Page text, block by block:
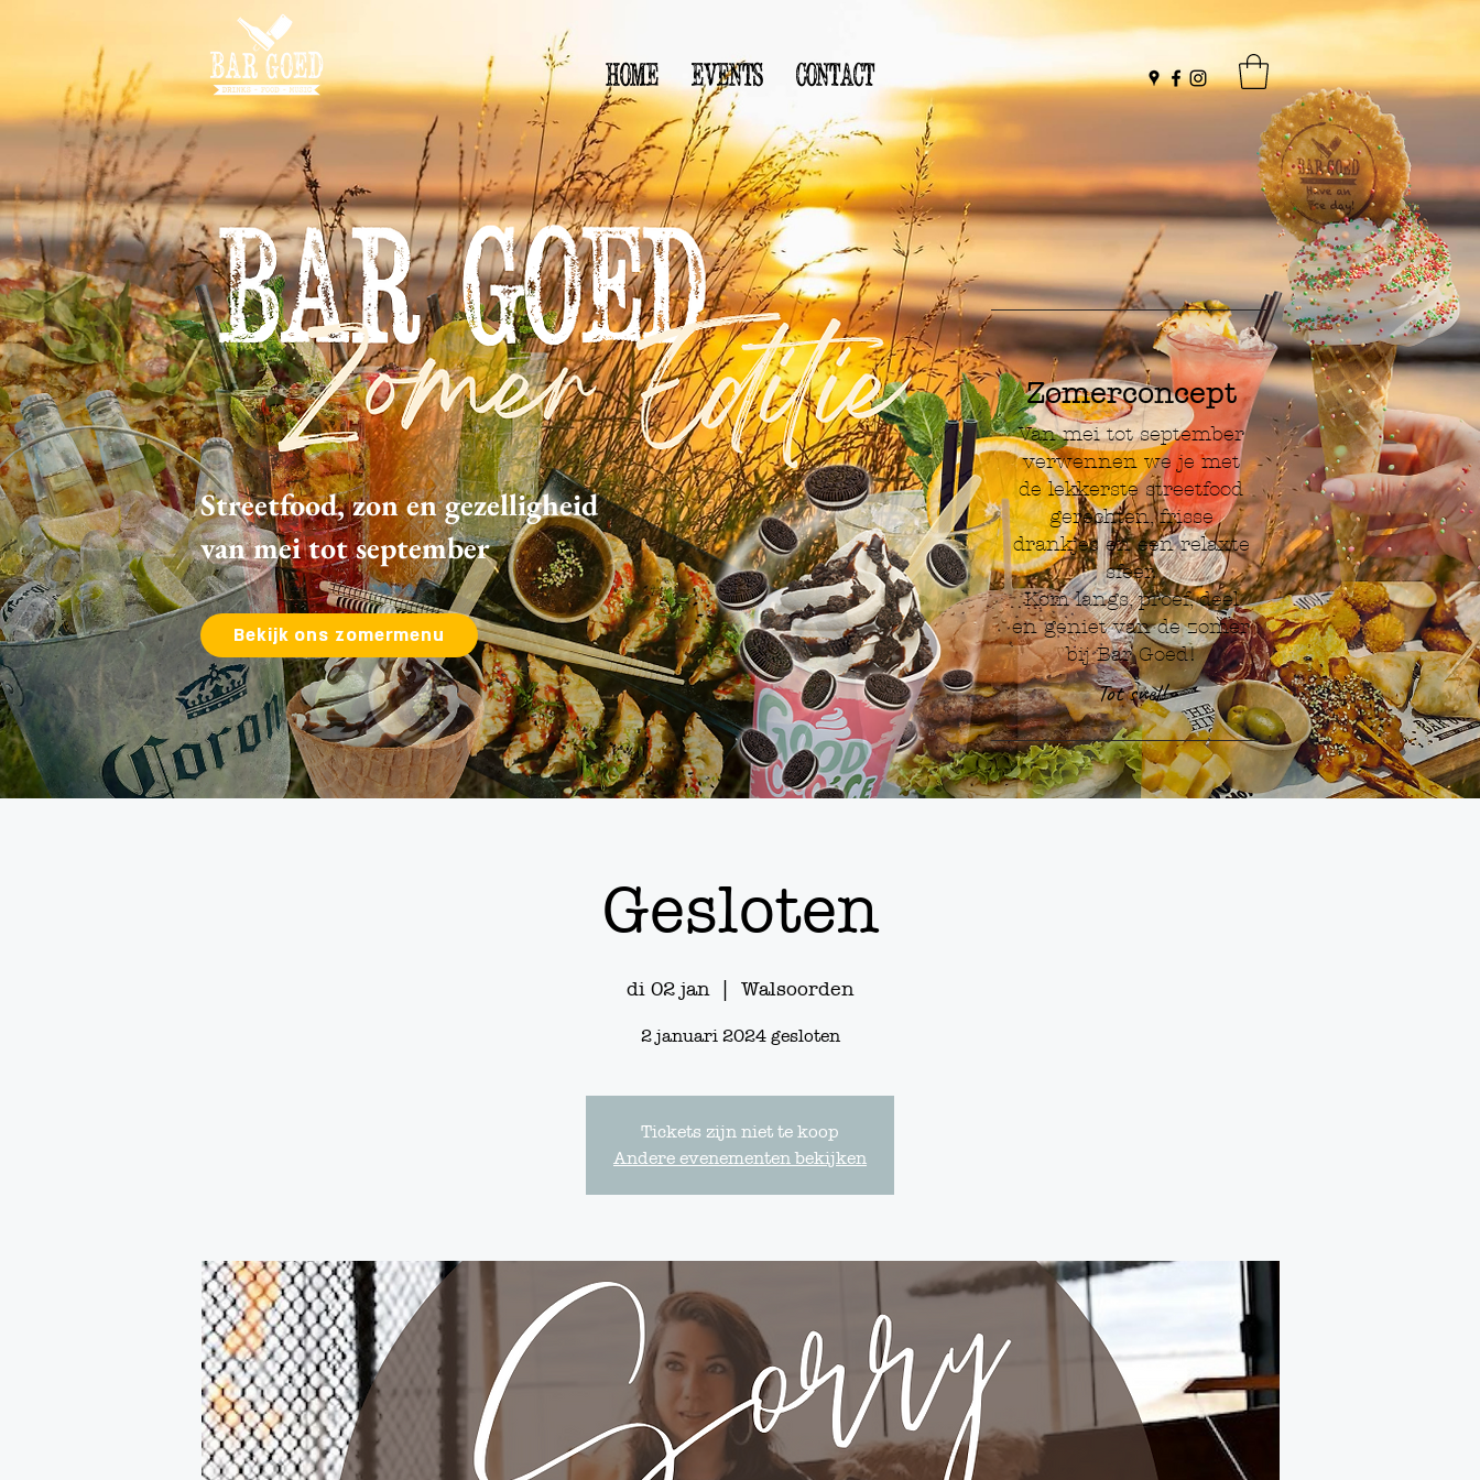
Home Events Contact
Streetfood, zon en gezelligheid
van mei tot september
Bekijk ons zomermenu
Zomerconcept
Van mei tot september
verwennen we je met
de lekkerste streetfood
gerechten, frisse
drankjes en een relaxte
sfeer.
Kom langs, proef, deel
en geniet van de zomer
bij Bar Goed!
Tot snel!
Gesloten
di 02 jan
  |
Walsoorden
2 januari 2024 gesloten
Tickets zijn niet te koop
Andere evenementen bekijken